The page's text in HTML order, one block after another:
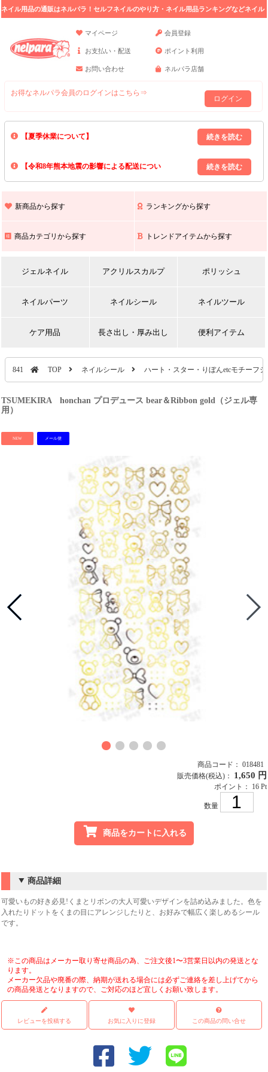
ネイル用品の通販はネルパラ！セルフネイルのやり方・ネイル用品ランキングなどネイル
マイページ
会員登録
お支払い・配送 ポイント利用
お問い合わせ ネルパラ店舗
お得なネルパラ会員のログインはこちら⇒
ログイン
【夏季休業について】
8/13(木)～8/16(日)の間｢出荷業務・お問い合わせ業務｣はお休みいたしま
上記期間中のご注文・お問い合わせは8/17(月)以降の対応となりますので
【令和8年熊本地震の影響による配送につい
また､ 九州全域でお荷物のお届けに遅延が生じております｡
新商品から探す ランキングから探す
商品カテゴリから探す トレンドアイテムから探す
ジェルネイル アクリルスカルプ ポリッシュ
ネイルパーツ ネイルシール ネイルツール
ケア用品 長さ出し・厚み出し 便利アイテム
841 TOP ネイルシール ハート・スター・りぼんetcモチーフ
TSUMEKIRA honchan プロデュース bear＆Ribbon gold（ジェル専
用）
NEW メール便
商品コード： 018481
販売価格(税込)： 1,650 円
ポイント： 16 Pt
数量
商品をカートに入れる
商品詳細
可愛いもの好き必見!くまとリボンの大人可愛いデザインを詰め込みました。色を
入れたりドットをくまの目にアレンジしたりと、お好みで幅広く楽しめるシール
です。
※この商品はメーカー取り寄せ商品の為、ご注文後1〜3営業日以内の発送とな
ります。
メーカー欠品や廃番の際、納期が送れる場合には必ずご連絡を差し上げてから
の商品発送となりますので、ご対応のほど宜しくお願い致します。
レビューを投稿する お気に入りに登録 この商品の問い合せ